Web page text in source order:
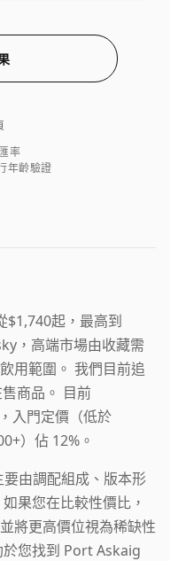
率
年齡驗證
$1,740起，最高到
，高端市場由收藏需
用範圍。 我們目前追
商品。 目前
入門定價（低於
）佔 12%。
由調配組成、版本形
果您在比較性價比，
將更高價位視為稀缺性
您找到 Port Askaig